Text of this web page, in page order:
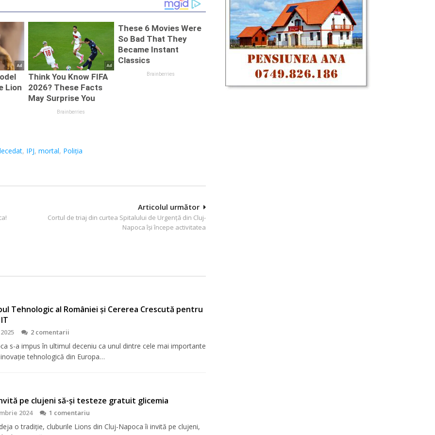
mortal de pe
Horea, arestat
preventiv
ani lovită de
, IPJ, mortal, Poliția
Articolul următor
Cortul de triaj din curtea Spitalului de Urgență din Cluj-
Napoca își începe activitatea
Tehnologic al României și Cererea Crescută pentru
2 comentarii
s-a impus în ultimul deceniu ca unul dintre cele mai importante
tehnologică din Europa…
pe clujeni să-şi testeze gratuit glicemia
2024 1 comentariu
o tradiţie, cluburile Lions din Cluj-Napoca îi invită pe clujeni,